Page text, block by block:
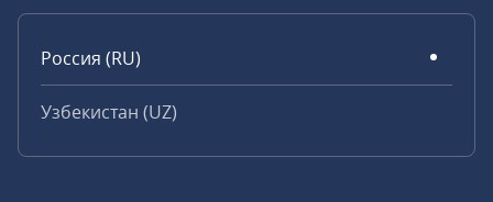
Россия (RU)
Узбекистан (UZ)